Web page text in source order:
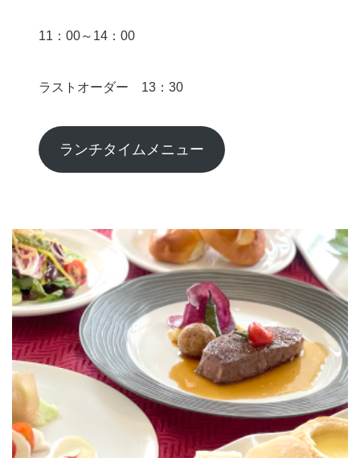
11：00～14：00
ラストオーダー 13：30
ランチタイムメニュー